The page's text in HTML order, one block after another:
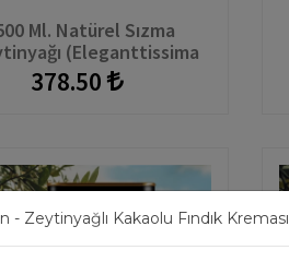
Ml. Natürel Sızma
(Eleganttissima
Şişe+Kutu)
378.50
- Zeytinyağlı Kakaolu Fındık Kreması